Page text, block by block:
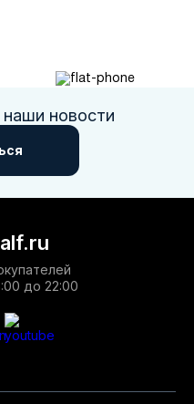
новости
до 22:00